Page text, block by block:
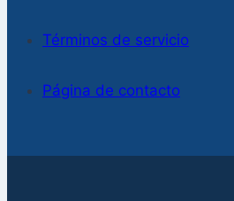
Términos de servicio
Página de contacto